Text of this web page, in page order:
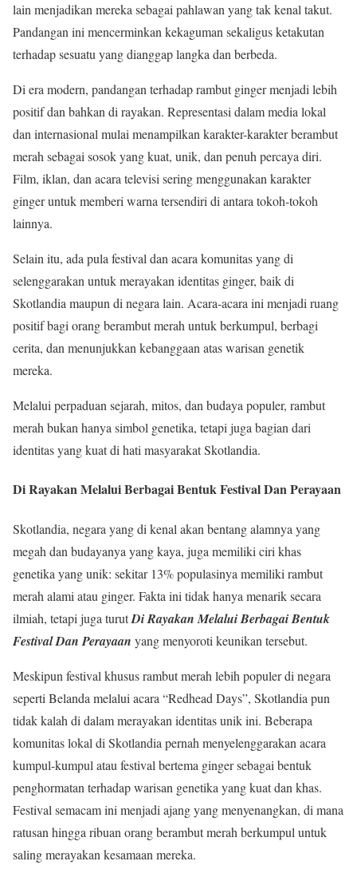
lain menjadikan mereka sebagai pahlawan yang tak kenal takut.
Pandangan ini mencerminkan kekaguman sekaligus ketakutan
terhadap sesuatu yang dianggap langka dan berbeda.
Di era modern, pandangan terhadap rambut ginger menjadi lebih
positif dan bahkan di rayakan. Representasi dalam media lokal
dan internasional mulai menampilkan karakter-karakter berambut
merah sebagai sosok yang kuat, unik, dan penuh percaya diri.
Film, iklan, dan acara televisi sering menggunakan karakter
ginger untuk memberi warna tersendiri di antara tokoh-tokoh
lainnya.
Selain itu, ada pula festival dan acara komunitas yang di
selenggarakan untuk merayakan identitas ginger, baik di
Skotlandia maupun di negara lain. Acara-acara ini menjadi ruang
positif bagi orang berambut merah untuk berkumpul, berbagi
cerita, dan menunjukkan kebanggaan atas warisan genetik
mereka.
Melalui perpaduan sejarah, mitos, dan budaya populer, rambut
merah bukan hanya simbol genetika, tetapi juga bagian dari
identitas yang kuat di hati masyarakat Skotlandia.
Di Rayakan Melalui Berbagai Bentuk Festival Dan Perayaan
Skotlandia, negara yang di kenal akan bentang alamnya yang
megah dan budayanya yang kaya, juga memiliki ciri khas
genetika yang unik: sekitar 13% populasinya memiliki rambut
merah alami atau ginger. Fakta ini tidak hanya menarik secara
ilmiah, tetapi juga turutDi Rayakan Melalui Berbagai Bentuk
Festival Dan Perayaan yang menyoroti keunikan tersebut.
Meskipun festival khusus rambut merah lebih populer di negara
seperti Belanda melalui acara “Redhead Days”, Skotlandia pun
tidak kalah di dalam merayakan identitas unik ini. Beberapa
komunitas lokal di Skotlandia pernah menyelenggarakan acara
kumpul-kumpul atau festival bertema ginger sebagai bentuk
penghormatan terhadap warisan genetika yang kuat dan khas.
Festival semacam ini menjadi ajang yang menyenangkan, di mana
ratusan hingga ribuan orang berambut merah berkumpul untuk
saling merayakan kesamaan mereka.